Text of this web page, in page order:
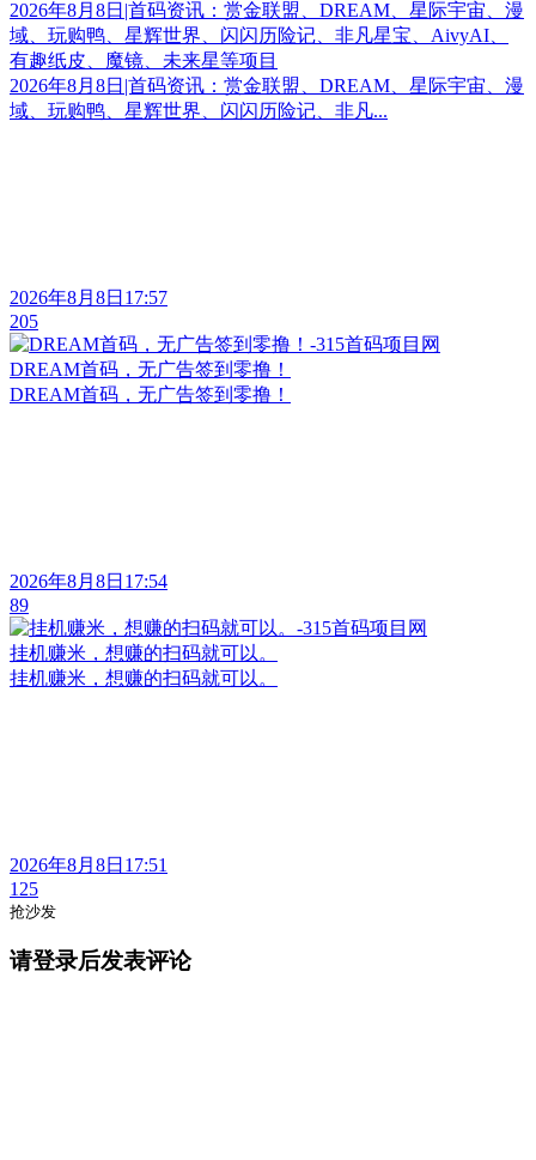
2026年8月8日|首码资讯：赏金联盟、DREAM、星际宇宙、漫
域、玩购鸭、星辉世界、闪闪历险记、非凡星宝、AivyAI、
有趣纸皮、魔镜、未来星等项目
2026年8月8日|首码资讯：赏金联盟、DREAM、星际宇宙、漫
域、玩购鸭、星辉世界、闪闪历险记、非凡...
2026年8月8日17:57
205
DREAM首码，无广告签到零撸！
DREAM首码，无广告签到零撸！
2026年8月8日17:54
89
挂机赚米，想赚的扫码就可以。
挂机赚米，想赚的扫码就可以。
2026年8月8日17:51
125
抢沙发
请登录后发表评论